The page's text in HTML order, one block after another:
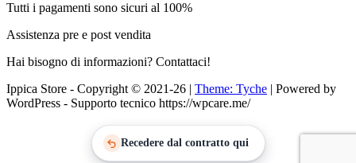
Tutti i pagamenti sono sicuri al 100%
Assistenza pre e post vendita
Hai bisogno di informazioni? Contattaci!
Ippica Store - Copyright © 2021-26 | Theme: Tyche | Powered by
WordPress - Supporto tecnico https://wpcare.me/
Recedere dal contratto qui